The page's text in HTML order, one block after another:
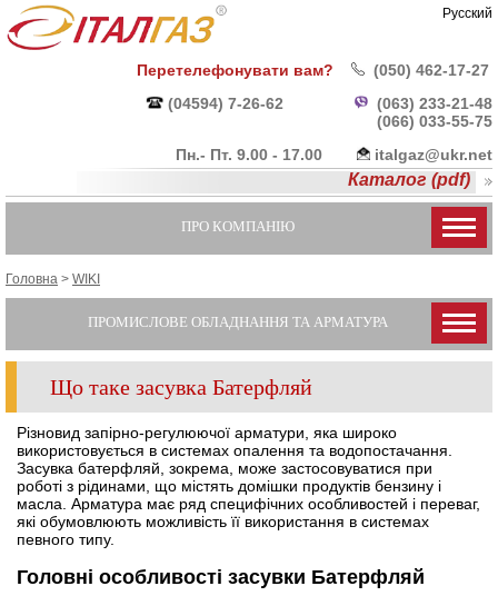
Русский
Перетелефонувати вам?
(050) 462-17-27
(04594) 7-26-62
(063) 233-21-48
(066) 033-55-75
Пн.- Пт. 9.00 - 17.00
italgaz@ukr.net
Каталог (pdf)
ПРО КОМПАНІЮ
Головна > WIKI
ПРОМИСЛОВЕ ОБЛАДНАННЯ ТА АРМАТУРА
Що таке засувка Батерфляй
Різновид запірно-регулюючої арматури, яка широко
використовується в системах опалення та водопостачання.
Засувка батерфляй, зокрема, може застосовуватися при
роботі з рідинами, що містять домішки продуктів бензину і
масла. Арматура має ряд специфічних особливостей і переваг,
які обумовлюють можливість її використання в системах
певного типу.
Головні особливості засувки Батерфляй